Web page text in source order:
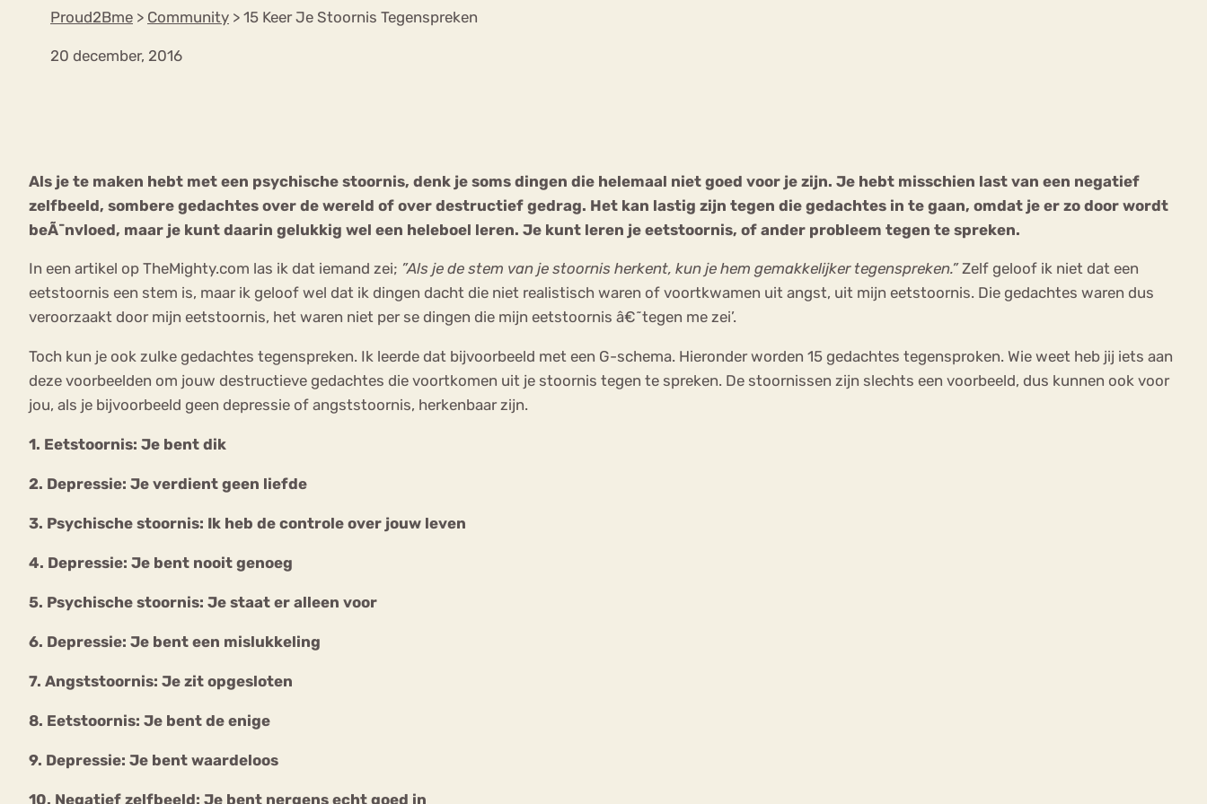
Proud2Bme > Community > 15 Keer Je Stoornis Tegenspreken
20 december, 2016
Als je te maken hebt met een psychische stoornis, denk je soms dingen die helemaal niet goed voor je zijn. Je hebt misschien last van een negatief
zelfbeeld, sombere gedachtes over de wereld of over destructief gedrag. Het kan lastig zijn tegen die gedachtes in te gaan, omdat je er zo door wordt
beÃ¯nvloed, maar je kunt daarin gelukkig wel een heleboel leren. Je kunt leren je eetstoornis, of ander probleem tegen te spreken.
In een artikel op TheMighty.com las ik dat iemand zei; ”Als je de stem van je stoornis herkent, kun je hem gemakkelijker tegenspreken.”Zelf geloof ik niet dat een
eetstoornis een stem is, maar ik geloof wel dat ik dingen dacht die niet realistisch waren of voortkwamen uit angst, uit mijn eetstoornis. Die gedachtes waren dus
veroorzaakt door mijn eetstoornis, het waren niet per se dingen die mijn eetstoornis â€˜tegen me zei’.
Toch kun je ook zulke gedachtes tegenspreken. Ik leerde dat bijvoorbeeld met een G-schema. Hieronder worden 15 gedachtes tegensproken. Wie weet heb jij iets aan
deze voorbeelden om jouw destructieve gedachtes die voortkomen uit je stoornis tegen te spreken. De stoornissen zijn slechts een voorbeeld, dus kunnen ook voor
jou, als je bijvoorbeeld geen depressie of angststoornis, herkenbaar zijn.
1. Eetstoornis: Je bent dik
2. Depressie: Je verdient geen liefde
3. Psychische stoornis: Ik heb de controle over jouw leven
4. Depressie: Je bent nooit genoeg
5. Psychische stoornis: Je staat er alleen voor
6. Depressie: Je bent een mislukkeling
7. Angststoornis: Je zit opgesloten
8. Eetstoornis: Je bent de enige
9. Depressie: Je bent waardeloos
10. Negatief zelfbeeld: Je bent nergens echt goed in
Orthorexia
Afvallen Angst